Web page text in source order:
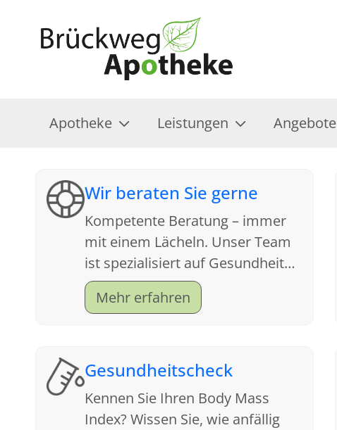
Apotheke Leistungen Angebote
Wir beraten Sie gerne
Kompetente Beratung – immer
mit einem Lächeln. Unser Team
ist spezialisiert auf Gesundheit
und Kundenfreundlichkeit.
Mehr erfahren
Gesundheitscheck
Kennen Sie Ihren Body Mass
Index? Wissen Sie, wie anfällig